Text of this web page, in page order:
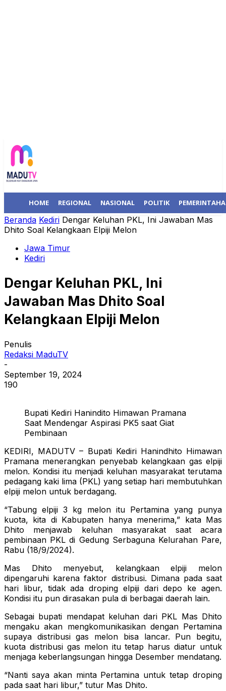
HOME REGIONAL NASIONAL POLITIK
Beranda Kediri Dengar Keluhan PKL, Ini Jawaban Mas
Dhito Soal Kelangkaan Elpiji Melon
Jawa Timur
Kediri
Dengar Keluhan PKL, Ini
Jawaban Mas Dhito Soal
Kelangkaan Elpiji Melon
Penulis
Redaksi MaduTV
-
September 19, 2024
190
Bupati Kediri Hanindito Himawan Pramana
Saat Mendengar Aspirasi PK5 saat Giat
Pembinaan
KEDIRI, MADUTV – Bupati Kediri Hanindhito Himawan
Pramana menerangkan penyebab kelangkaan gas elpiji
melon. Kondisi itu menjadi keluhan masyarakat terutama
pedagang kaki lima (PKL) yang setiap hari membutuhkan
elpiji melon untuk berdagang.
“Tabung elpiji 3 kg melon itu Pertamina yang punya
kuota, kita di Kabupaten hanya menerima,” kata Mas
Dhito menjawab keluhan masyarakat saat acara
pembinaan PKL di Gedung Serbaguna Kelurahan Pare,
Rabu (18/9/2024).
Mas Dhito menyebut, kelangkaan elpiji melon
dipengaruhi karena faktor distribusi. Dimana pada saat
hari libur, tidak ada droping elpiji dari depo ke agen.
Kondisi itu pun dirasakan pula di berbagai daerah lain.
Sebagai bupati mendapat keluhan dari PKL Mas Dhito
mengaku akan mengkomunikasikan dengan Pertamina
supaya distribusi gas melon bisa lancar. Pun begitu,
kuota distribusi gas melon itu tetap harus diatur untuk
menjaga keberlangsungan hingga Desember mendatang.
“Nanti saya akan minta Pertamina untuk tetap droping
pada saat hari libur,” tutur Mas Dhito.